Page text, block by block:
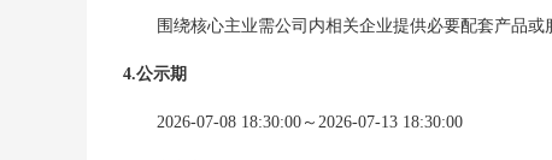
围绕核心主业需公司内相关企业提供必要配套产品
4.公示期
2026-07-08 18:30:00 ～ 2026-07-13 18:30:00